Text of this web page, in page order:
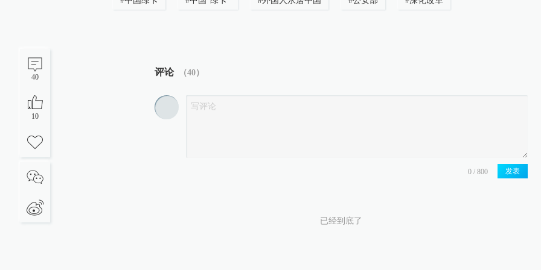
40
10
评论 （40）
发表
已经到底了